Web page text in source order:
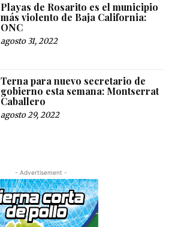
Playas de Rosarito es el municipio
más violento de Baja California:
ONC
agosto 31, 2022
Terna para nuevo secretario de
gobierno esta semana: Montserrat
Caballero
agosto 29, 2022
- Advertisement -